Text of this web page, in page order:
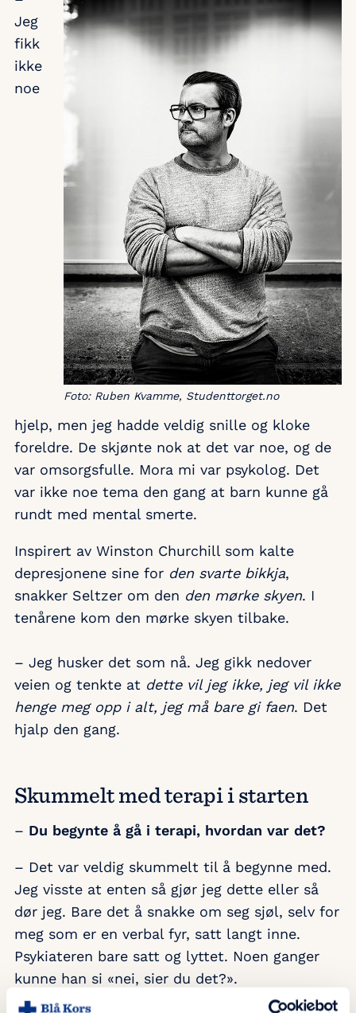
Foto: Ruben Kvamme, Studenttorget.no
Jeg
fikk
ikke
noe
hjelp, men jeg hadde veldig snille og kloke
foreldre. De skjønte nok at det var noe, og de
var omsorgsfulle. Mora mi var psykolog. Det
var ikke noe tema den gang at barn kunne gå
rundt med mental smerte.
Inspirert av Winston Churchill som kalte
depresjonene sine for den svarte bikkja,
snakker Seltzer om den den mørke skyen. I
tenårene kom den mørke skyen tilbake.
– Jeg husker det som nå. Jeg gikk nedover
veien og tenkte at dette vil jeg ikke, jeg vil ikke
henge meg opp i alt, jeg må bare gi faen. Det
hjalp den gang.
Skummelt med terapi i starten
– Du begynte å gå i terapi, hvordan var det?
– Det var veldig skummelt til å begynne med.
Jeg visste at enten så gjør jeg dette eller så
dør jeg. Bare det å snakke om seg sjøl, selv for
meg som er en verbal fyr, satt langt inne.
Psykiateren bare satt og lyttet. Noen ganger
kunne han si «nei, sier du det?».